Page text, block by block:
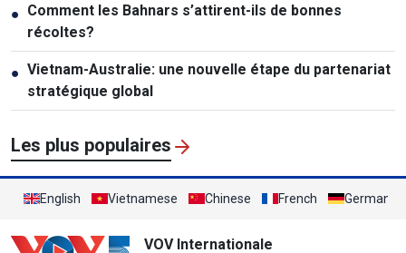
● Comment les Bahnars s’attirent-ils de bonnes
récoltes?
● Vietnam-Australie: une nouvelle étape du partenariat
stratégique global
Les plus populaires
English Vietnamese Chinese French German
VOV Internationale